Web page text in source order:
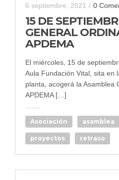
6 septiembre, 2021 / 0
15 DE
GENERAL
APDEMA
El miércoles, 15 de
Aula Fundación Vital, sita en
planta, acogerá la Asamblea
APDEMA […]
Asociación asamblea
proyectos retraso